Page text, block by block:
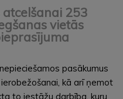
253
vietās
pasākumus
kā arī ņemot
to iestāžu darbība, kuru